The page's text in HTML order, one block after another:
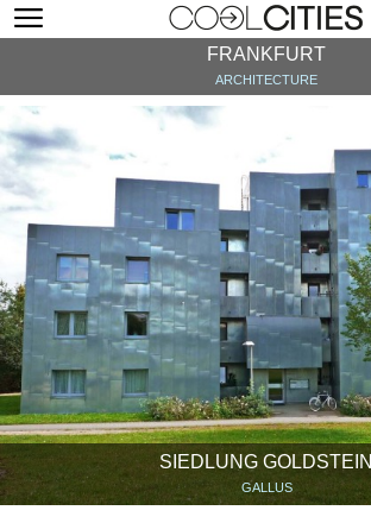
FRANKFURT
ARCHITECTURE
SIEDLUNG GOLDSTEIN
GALLUS